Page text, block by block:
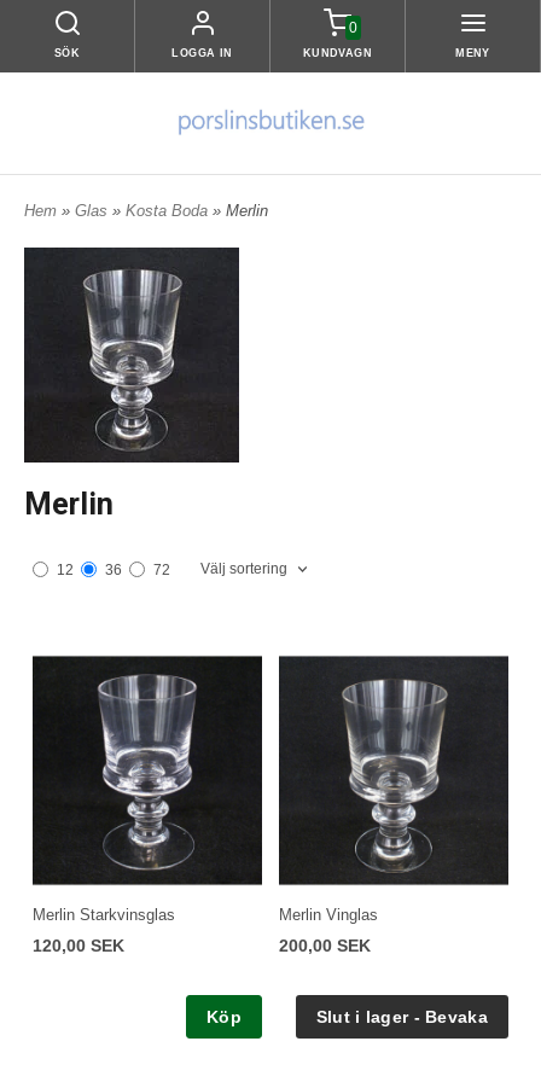
SÖK LOGGA IN
0
KUNDVAGN MENY
Hem » Glas » Kosta Boda » Merlin
Merlin
12 36 72 Välj sortering
Merlin Starkvinsglas
120,00 SEK
Köp
Merlin Vinglas
200,00 SEK